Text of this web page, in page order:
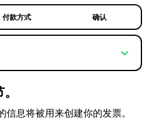
付款方式 确认
expand_more
息将被用来创建你的发票。